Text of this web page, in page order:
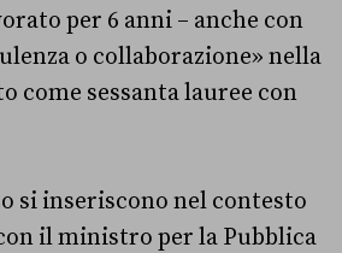
per 6 anni – anche con
o collaborazione» nella
come sessanta lauree con
si inseriscono nel contesto
il ministro per la Pubblica